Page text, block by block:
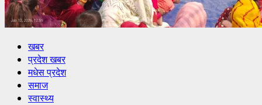
खबर
प्रदेश खबर
मधेस प्रदेश
समाज
स्वास्थ्य